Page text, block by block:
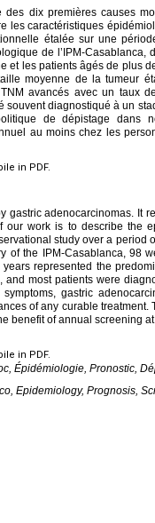
des dix premières causes
les caractéristiques
étalée sur une
de l’IPM-Casablanca,
et les patients âgés de plus
moyenne de la tumeur
avancés avec un taux
souvent diagnostiqué à un
de dépistage dans
au moins chez les
in PDF.
gastric adenocarcinomas. It
work is to describe the
study over a period
of the IPM-Casablanca, 98
represented the
and most patients were
gastric
of any curable
benefit of annual screening
in PDF.
Épidémiologie, Pronostic,
Epidemiology, Prognosis,